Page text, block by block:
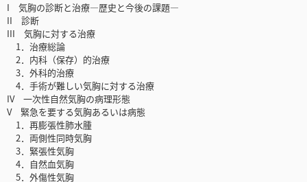
I 気胸の診断と治療―歴史と今後の課題―
II 診断
III 気胸に対する治療
1．治療総論
2．内科（保存）的治療
3．外科的治療
4．手術が難しい気胸に対する治療
IV 一次性自然気胸の病理形態
V 緊急を要する気胸あるいは病態
1．再膨張性肺水腫
2．両側性同時気胸
3．緊張性気胸
4．自然血気胸
5．外傷性気胸